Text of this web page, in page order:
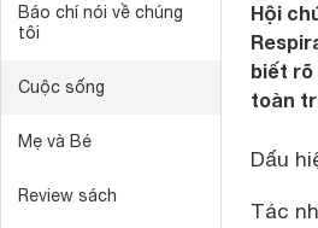
Báo chí nói về chúng
tôi
Cuộc sống
Mẹ và Bé
Review sách
Hội
biết rõ
toàn
Dấu
Tác